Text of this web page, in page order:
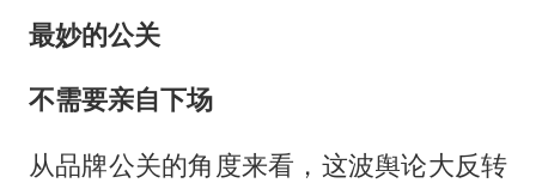
最妙的公关
不需要亲自下场
从品牌公关的角度来看，这波舆论大反转